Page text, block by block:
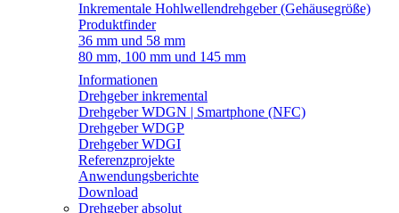
Inkrementale Hohlwellendrehgeber (Gehäusegröße)
Produktfinder
36 mm und 58 mm
80 mm, 100 mm und 145 mm
Informationen
Drehgeber inkremental
Drehgeber WDGN | Smartphone (NFC)
Drehgeber WDGP
Drehgeber WDGI
Referenzprojekte
Anwendungsberichte
Download
Drehgeber absolut